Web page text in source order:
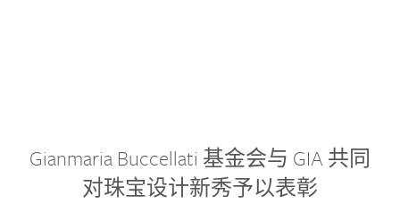
Gianmaria Buccellati 基金会与 GIA 共同
对珠宝设计新秀予以表彰